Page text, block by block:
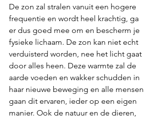
De zon zal stralen vanuit een hogere
frequentie en wordt heel krachtig, ga
er dus goed mee om en bescherm je
fysieke lichaam. De zon kan niet echt
verduisterd worden, nee het licht gaat
door alles heen. Deze warmte zal de
aarde voeden en wakker schudden in
haar nieuwe beweging en alle mensen
gaan dit ervaren, ieder op een eigen
manier. Ook de natuur en de dieren,